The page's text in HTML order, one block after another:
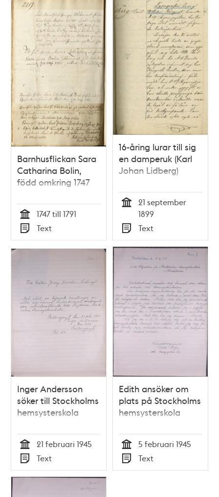
Barnhusflickan Sara
Catharina Bolin,
född omkring 1747
Tid
1747 till 1791
Typ
Text
16-åring lurar till sig
en damperuk (Karl
Johan Lidberg)
21 september
1899
Typ
Text
Inger Andersson
söker till Stockholms
hemsysterskola
Tid
21 februari 1945
Typ
Text
Edith ansöker om
plats på Stockholms
hemsysterskola
Tid
5 februari 1945
Typ
Text